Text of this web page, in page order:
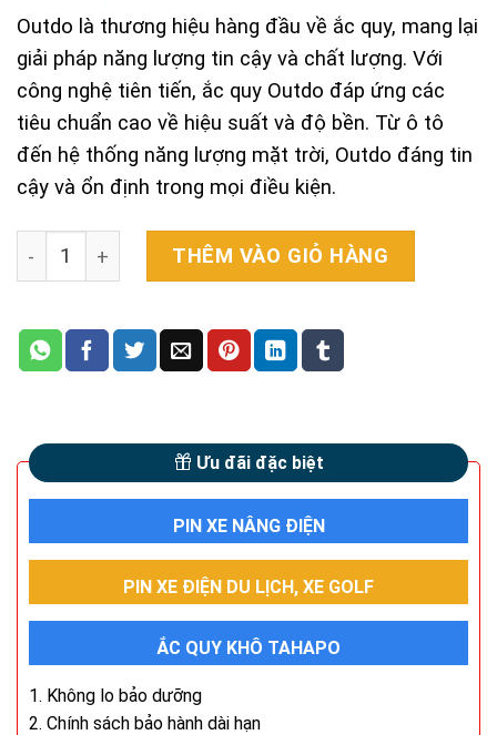
Outdo là thương hiệu hàng đầu về ắc quy, mang lại
giải pháp năng lượng tin cậy và chất lượng. Với
công nghệ tiên tiến, ắc quy Outdo đáp ứng các
tiêu chuẩn cao về hiệu suất và độ bền. Từ ô tô
đến hệ thống năng lượng mặt trời, Outdo đáng tin
cậy và ổn định trong mọi điều kiện.
Ắc quy Outdo UTX14-BS (12V - 12Ah) quantity
THÊM VÀO GIỎ HÀNG
Ưu đãi đặc biệt
PIN XE NÂNG ĐIỆN
PIN XE ĐIỆN DU LỊCH, XE GOLF
ẮC QUY KHÔ TAHAPO
1. Không lo bảo dưỡng
2. Chính sách bảo hành dài hạn